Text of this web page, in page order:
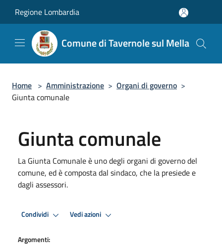
Regione Lombardia
Comune di Tavernole sul Mella
Home > Amministrazione > Organi di governo >
Giunta comunale
Giunta comunale
La Giunta Comunale è uno degli organi di governo del
comune, ed è composta dal sindaco, che la presiede e
dagli assessori.
Condividi Vedi azioni
Argomenti: